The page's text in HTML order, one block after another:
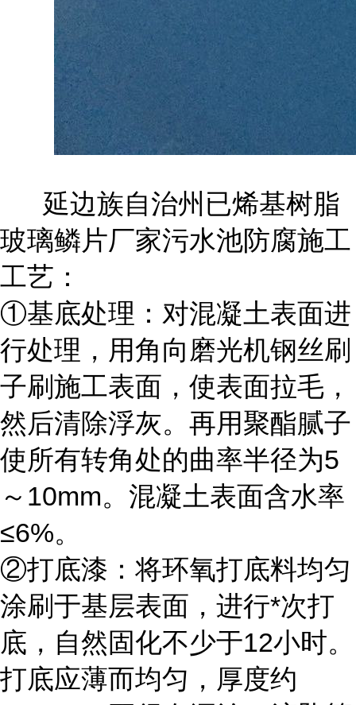
延边族自治州已烯基树脂
玻璃鳞片厂家污水池防腐施工
工艺：
①基底处理：对混凝土表面进
行处理，用角向磨光机钢丝刷
子刷施工表面，使表面拉毛，
然后清除浮灰。再用聚酯腻子
使所有转角处的曲率半径为5
～10mm。混凝土表面含水率
≤6%。
②打底漆：将环氧打底料均匀
涂刷于基层表面，进行*次打
底，自然固化不少于12小时。
打底应薄而均匀，厚度约